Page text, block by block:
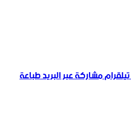
تيلقراممشاركة عبر البريدطباعة